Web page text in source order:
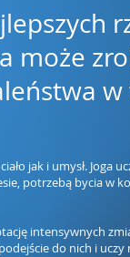
może
w
jak i umysł. Joga
potrzebą bycia w
intensywnych
do nich i uczy